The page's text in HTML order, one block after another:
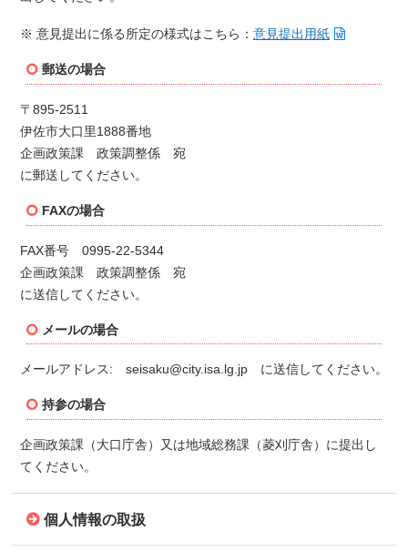
※ 意見提出に係る所定の様式はこちら： 意見提出用紙
郵送の場合
〒895-2511
伊佐市大口里1888番地
企画政策課 政策調整係 宛
に郵送してください。
FAXの場合
FAX番号 0995-22-5344
企画政策課 政策調整係 宛
に送信してください。
メールの場合
メールアドレス: seisaku@city.isa.lg.jp に送信してください。
持参の場合
企画政策課（大口庁舎）又は地域総務課（菱刈庁舎）に提出し
てください。
個人情報の取扱